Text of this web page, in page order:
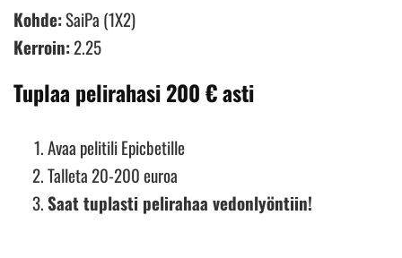
Kohde:SaiPa (1X2)
Kerroin:2.25
Tuplaa pelirahasi 200 € asti
Avaa pelitili Epicbetille
Talleta 20-200 euroa
Saat tuplasti pelirahaa vedonlyöntiin!